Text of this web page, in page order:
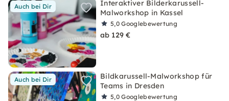
Auch bei Dir
Interaktiver Bilderkarussell-
Malworkshop in Kassel
5,0Googlebewertung
ab 129 €
Auch bei Dir
Bildkarussell-Malworkshop für
Teams in Dresden
5,0Googlebewertung